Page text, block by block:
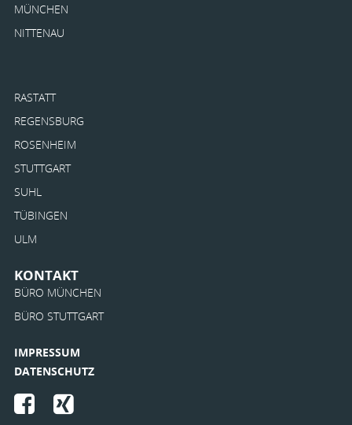
MÜNCHEN
NITTENAU
RASTATT
REGENSBURG
ROSENHEIM
STUTTGART
SUHL
TÜBINGEN
ULM
KONTAKT
BÜRO MÜNCHEN
BÜRO STUTTGART
IMPRESSUM
DATENSCHUTZ